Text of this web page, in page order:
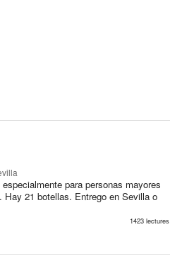
para personas mayores
Hay 21 botellas. Entrego en Sevilla o
1423 lectures